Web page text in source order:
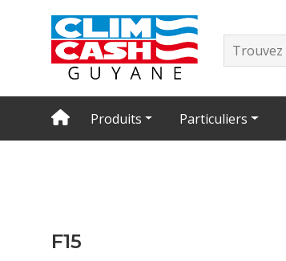
Produits Particuliers
F15